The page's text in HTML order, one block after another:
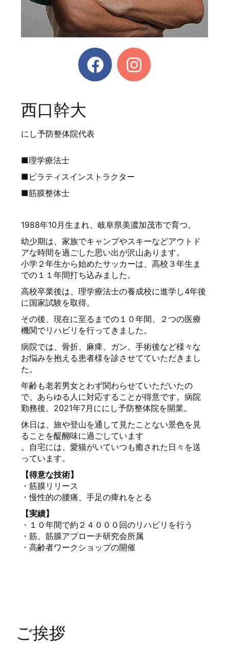
西口幹大
にし予防整体院代表
■理学療法士
■ピラティスインストラクター
■筋膜整体士
1988年10月生まれ、岐阜県美濃加茂市で育つ。
幼少期は、家族でキャンプやスキーなどアウトド
アな時間を過ごした思い出が沢山あります。
小学２年生から始めたサッカーは、高校３年生ま
での１１年間打ち込みました。
高校卒業後は、理学療法士の養成校に進学し4年後
に国家試験を取得。
その後、現在に至るまでの１０年間、２つの医療
機関でリハビリを行ってきました。
病院では、骨折、麻痺、ガン、手術後など様々な
お悩みを抱える患者様を診させてていただきまし
た。
年齢も老若男女とわず関わらせていただいたの
で、あらゆる人に対応することが得意です。病院
勤務後、2021年7月ににし予防整体院を開業。
休日は、旅や登山を通して見たことない景色を見
ることを醍醐味に過ごしています
。自宅には、愛猫がいていつも癒された日々を送
っています。
【得意な技術】
・筋膜リリース
・慢性的の腰痛、手足の痺れをとる
【実績】
・１０年間で約２４０００回のリハビリを行う
・筋、筋膜アプローチ研究会所属
・高齢者ワークショップの開催
ご挨拶